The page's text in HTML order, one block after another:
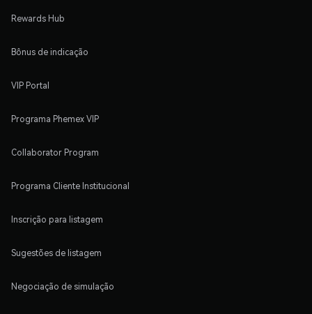
Rewards Hub
Bônus de indicação
VIP Portal
Programa Phemex VIP
Collaborator Program
Programa Cliente Institucional
Inscrição para listagem
Sugestões de listagem
Negociação de simulação